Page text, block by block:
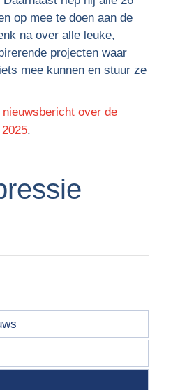
op mee te doen aan de
na over alle leuke,
projecten waar
mee kunnen en stuur ze
over de
.